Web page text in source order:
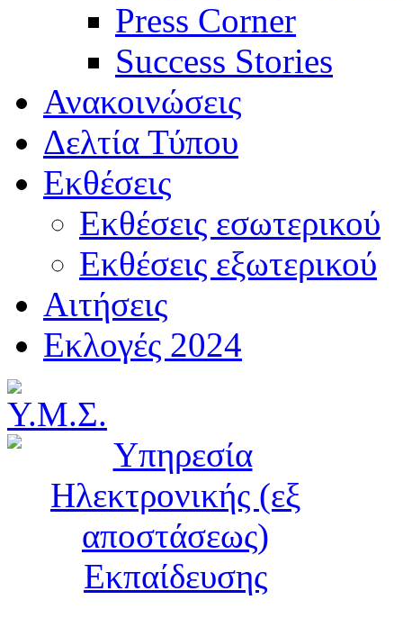
Press Corner
Success Stories
Ανακοινώσεις
Δελτία Τύπου
Εκθέσεις
Εκθέσεις εσωτερικού
Εκθέσεις εξωτερικού
Αιτήσεις
Εκλογές 2024